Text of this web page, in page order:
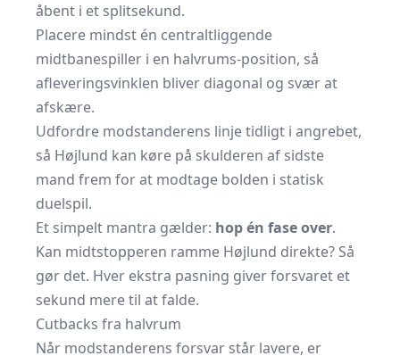
åbent i et splitsekund.
Placere mindst én centraltliggende
midtbanespiller i en halvrums-position, så
afleveringsvinklen bliver diagonal og svær at
afskære.
Udfordre modstanderens linje tidligt i angrebet,
så Højlund kan køre på skulderen af sidste
mand frem for at modtage bolden i statisk
duelspil.
Et simpelt mantra gælder: hop én fase over.
Kan midtstopperen ramme Højlund direkte? Så
gør det. Hver ekstra pasning giver forsvaret et
sekund mere til at falde.
Cutbacks fra halvrum
Når modstanderens forsvar står lavere, er